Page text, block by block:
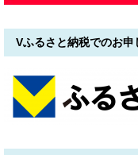
Vふるさと納税でのお申